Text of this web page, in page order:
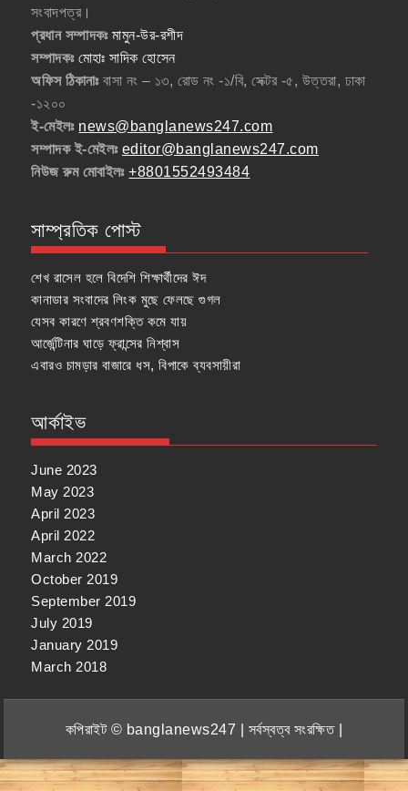
সংবাদপত্র।
প্রধান সম্পাদকঃমামুন-উর-রশীদ
সম্পাদকঃ মোহাঃ সাদিক হোসেন
অফিস ঠিকানাঃবাসা নং – ১৩, রোড নং -১/বি, সেক্টর -৫, উত্তরা, ঢাকা
-১২০০
ই-মেইলঃ news@banglanews247.com
সম্পাদক ই-মেইলঃ editor@banglanews247.com
নিউজ রুম মোবাইলঃ+8801552493484
সাম্প্রতিক পোস্ট
শেখ রাসেল হলে বিদেশি শিক্ষার্থীদের ঈদ
কানাডার সংবাদের লিংক মুছে ফেলছে গুগল
যেসব কারণে শ্রবণশক্তি কমে যায়
আর্জেন্টিনার ঘাড়ে ফ্রান্সের নিশ্বাস
এবারও চামড়ার বাজারে ধস, বিপাকে ব্যবসায়ীরা
আর্কাইভ
June 2023
May 2023
April 2023
April 2022
March 2022
October 2019
September 2019
July 2019
January 2019
March 2018
কপিরাইট © banglanews247 | সর্বস্বত্ব সংরক্ষিত |